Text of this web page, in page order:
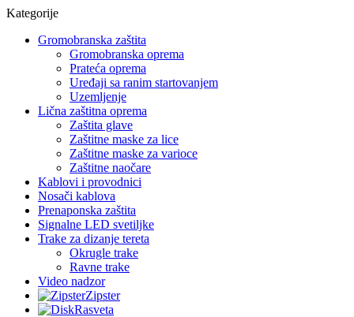
Kategorije
Gromobranska zaštita
Gromobranska oprema
Prateća oprema
Uređaji sa ranim startovanjem
Uzemljenje
Lična zaštitna oprema
Zaštita glave
Zaštitne maske za lice
Zaštitne maske za varioce
Zaštitne naočare
Kablovi i provodnici
Nosači kablova
Prenaponska zaštita
Signalne LED svetiljke
Trake za dizanje tereta
Okrugle trake
Ravne trake
Video nadzor
Zipster
Rasveta